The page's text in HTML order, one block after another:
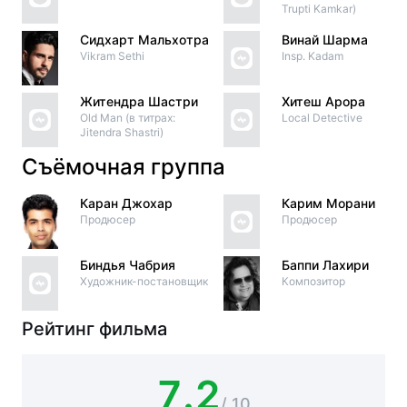
Сидхарт Мальхотра
Vikram Sethi
Житендра Шастри
Old Man (в титрах:
Jitendra Shastri)
Trupti Kamkar)
Винай Шарма
Insp. Kadam
Хитеш Арора
Local Detective
Съёмочная группа
Каран Джохар
Продюсер
Биндья Чабрия
Художник-постановщик
Карим Морани
Продюсер
Баппи Лахири
Композитор
Рейтинг фильма
7.2